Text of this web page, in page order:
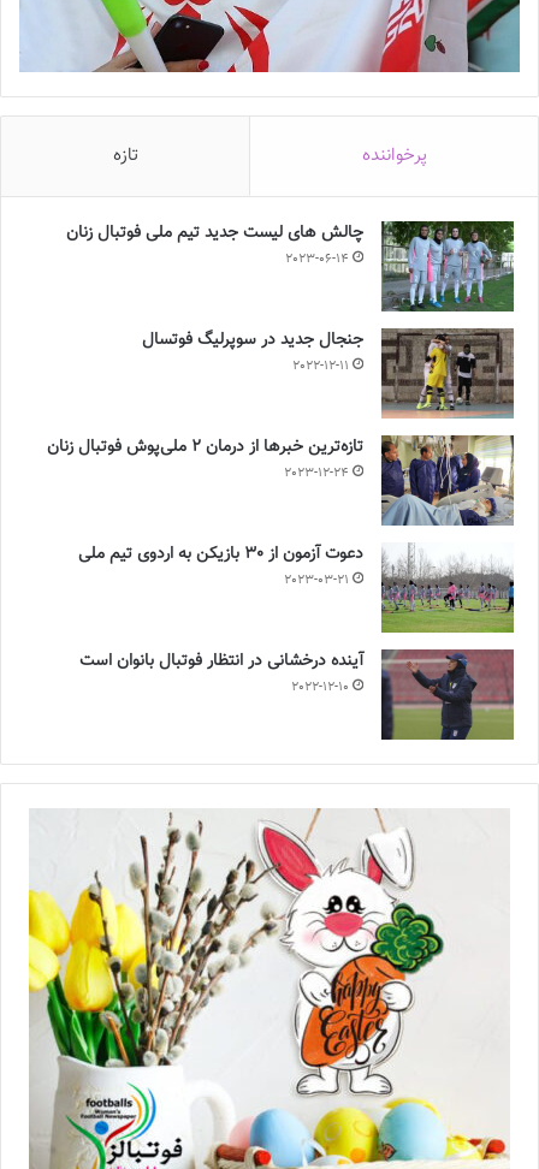
پرخواننده تازه
چالش هاى ليست جدید تيم ملى فوتبال زنان
2023-06-14
جنجال جدید در سوپرلیگ فوتسال
2022-12-11
تازه‌ترین خبرها از درمان ۲ ملی‌پوش فوتبال زنان
2023-12-24
دعوت آزمون از 30 بازیکن به اردوی تیم ملی
2023-03-21
آینده درخشانی در انتظار فوتبال بانوان است
2022-12-10